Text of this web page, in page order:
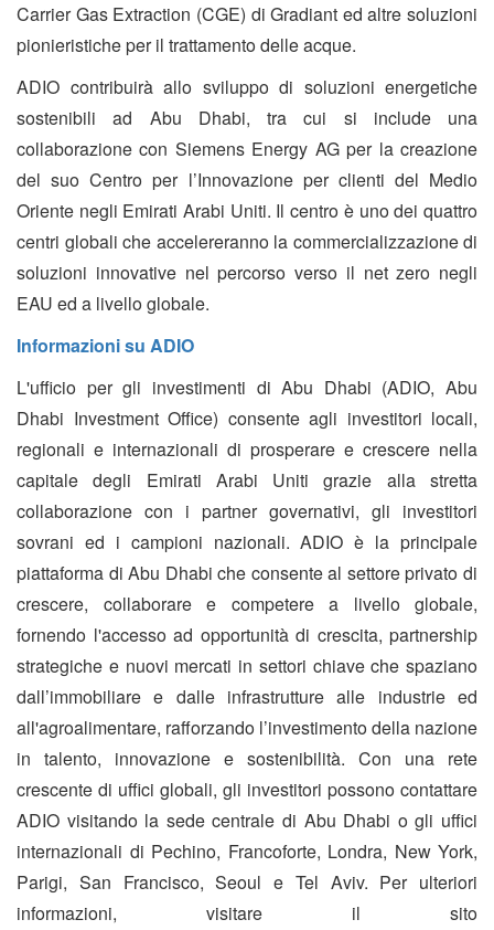
Carrier Gas Extraction (CGE) di Gradiant ed altre soluzioni
pionieristiche per il trattamento delle acque.
ADIO contribuirà allo sviluppo di soluzioni energetiche
sostenibili ad Abu Dhabi, tra cui si include una
collaborazione con Siemens Energy AG per la creazione
del suo Centro per l’Innovazione per clienti del Medio
Oriente negli Emirati Arabi Uniti. Il centro è uno dei quattro
centri globali che accelereranno la commercializzazione di
soluzioni innovative nel percorso verso il net zero negli
EAU ed a livello globale.
Informazioni su ADIO
L'ufficio per gli investimenti di Abu Dhabi (ADIO, Abu
Dhabi Investment Office) consente agli investitori locali,
regionali e internazionali di prosperare e crescere nella
capitale degli Emirati Arabi Uniti grazie alla stretta
collaborazione con i partner governativi, gli investitori
sovrani ed i campioni nazionali. ADIO è la principale
piattaforma di Abu Dhabi che consente al settore privato di
crescere, collaborare e competere a livello globale,
fornendo l'accesso ad opportunità di crescita, partnership
strategiche e nuovi mercati in settori chiave che spaziano
dall’immobiliare e dalle infrastrutture alle industrie ed
all'agroalimentare, rafforzando l’investimento della nazione
in talento, innovazione e sostenibilità. Con una rete
crescente di uffici globali, gli investitori possono contattare
ADIO visitando la sede centrale di Abu Dhabi o gli uffici
internazionali di Pechino, Francoforte, Londra, New York,
Parigi, San Francisco, Seoul e Tel Aviv. Per ulteriori
informazioni, visitare il sito